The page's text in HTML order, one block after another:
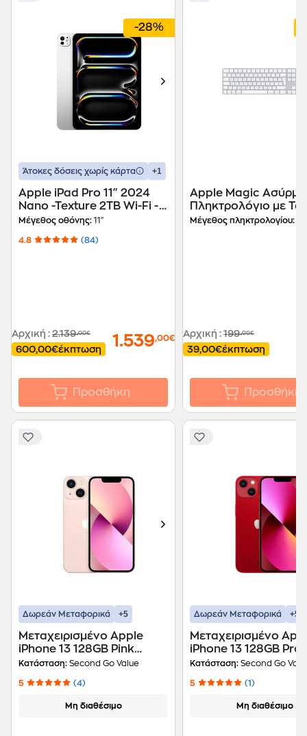
-28%
Άτοκες δόσεις χωρίς κάρτα +1
Apple iPad Pro 11" 2024
Nano -Texture 2TB Wi-Fi -
Silver
Μέγεθος οθόνης: 11"
4.8 (84)
Αρχική : 2.139,00€
600,00€έκπτωση 1.539,00€
Προσθήκη
Apple Magic
Πληκτρολόγιο με
για Mac με Apple
Μέγεθος πληκτρολογίου:
Αρχική : 199,00€
39,00€έκπτωση
Προσθήκη
Δωρεάν Μεταφορικά +5
Μεταχειρισμένο Apple
iPhone 13 128GB Pink
second go value Certified
Κατάσταση: Second Go Value
5 (4)
Μη διαθέσιμο
Δωρεάν Μεταφορικά +5
Μεταχειρισμένο
iPhone 13 128GB
Red second go value
Κατάσταση: Second Go
5 (1)
Μη διαθέσιμο